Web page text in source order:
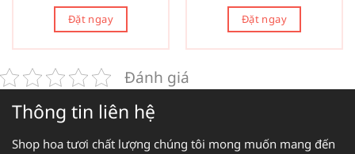
Đặt ngay Đặt ngay
Đánh giá
Thông tin liên hệ
Shop hoa tươi chất lượng chúng tôi mong muốn mang đến